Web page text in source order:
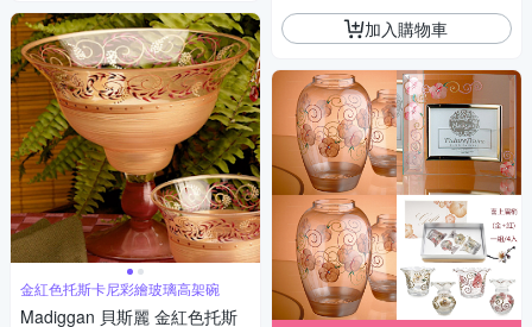
金紅色托斯卡尼彩繪玻璃高架碗
Madiggan 貝斯麗 金紅色托斯
加入購物車